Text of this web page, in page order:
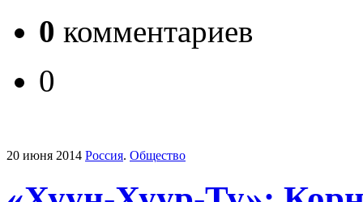
0 комментариев
0
20 июня 2014 Россия. Общество